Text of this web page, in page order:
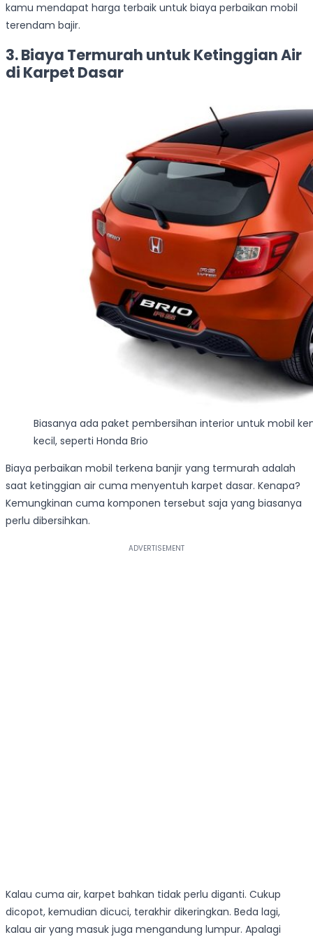
kamu mendapat harga terbaik untuk biaya perbaikan mobil
terendam bajir.
3. Biaya Termurah untuk Ketinggian Air
di Karpet Dasar
Biasanya ada paket pembersihan interior untuk mobil
kecil, seperti Honda Brio
Biaya perbaikan mobil terkena banjir yang termurah adalah
saat ketinggian air cuma menyentuh karpet dasar. Kenapa?
Kemungkinan cuma komponen tersebut saja yang biasanya
perlu dibersihkan.
Kalau cuma air, karpet bahkan tidak perlu diganti. Cukup
dicopot, kemudian dicuci, terakhir dikeringkan. Beda lagi,
kalau air yang masuk juga mengandung lumpur. Apalagi